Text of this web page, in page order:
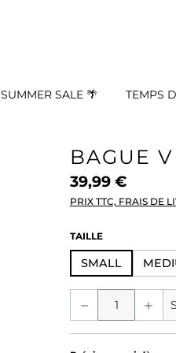
SUMMER SALE 🌴 TEMPS
BAGUE
39,99 €
PRIX TTC, FRAIS DE
SÉLECTIONNEZ
TAILLE
SMALL
Quantité